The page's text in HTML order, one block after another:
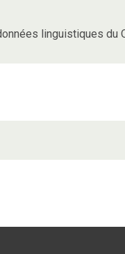
linguistiques du